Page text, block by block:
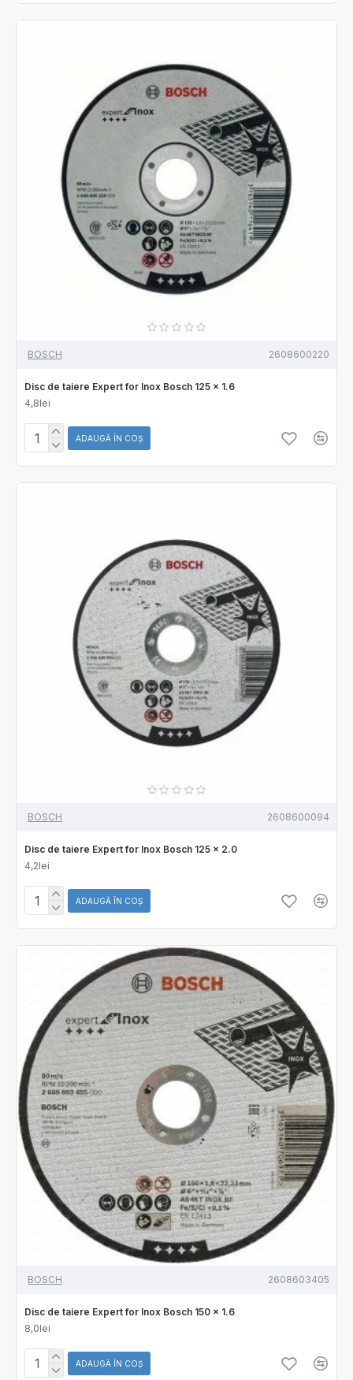
BOSCH 2608600220
Disc de taiere Expert for Inox Bosch 125 x 1.6
4,8lei
ADAUGĂ ÎN COŞ
BOSCH 2608600094
Disc de taiere Expert for Inox Bosch 125 x 2.0
4,2lei
ADAUGĂ ÎN COŞ
BOSCH 2608603405
Disc de taiere Expert for Inox Bosch 150 x 1.6
8,0lei
ADAUGĂ ÎN COŞ